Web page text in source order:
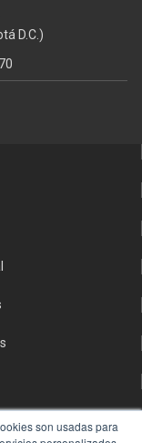
son usadas para
D.C.)